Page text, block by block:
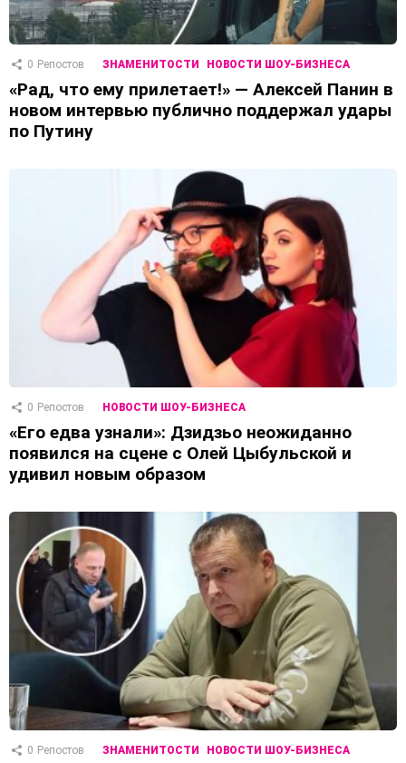
0 Репостов ЗНАМЕНИТОСТИ НОВОСТИ ШОУ-БИЗНЕСА
«Рад, что ему прилетает!» — Алексей Панин в
новом интервью публично поддержал удары
по Путину
0 Репостов НОВОСТИ ШОУ-БИЗНЕСА
«Его едва узнали»: Дзидзьо неожиданно
появился на сцене с Олей Цыбульской и
удивил новым образом
0 Репостов ЗНАМЕНИТОСТИ НОВОСТИ ШОУ-БИЗНЕСА